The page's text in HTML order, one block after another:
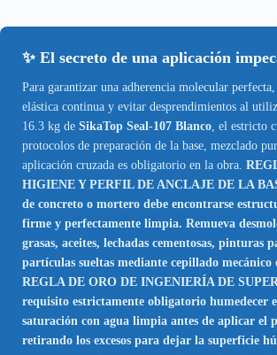
✨ El secreto de una aplicación
Para garantizar una adherencia molecular
elástica continua y evitar desprendimientos al
16.3 kg de SikaTop Seal-107 Blanco , el estricto
protocolos de preparación de la base, mezclado
aplicación cruzada es obligatorio en la obra.
HIGIENE Y PERFIL DE ANCLAJE DE LA
de concreto o mortero debe encontrarse
firme y perfectamente limpia. Remueva
grasas, aceites, lechadas cementosas, pinturas
partículas sueltas mediante cepillado
REGLA DE ORO DE INGENIERÍA DE
requisito estrictamente obligatorio humedecer
saturación con agua limpia antes de aplicar el
retirando los excesos para dejar la superficie